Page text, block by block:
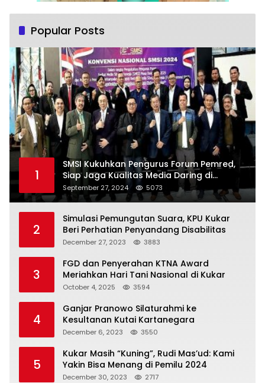
Popular Posts
1
SMSI Kukuhkan Pengurus Forum Pemred,
Siap Jaga Kualitas Media Daring di
Indonesia
September 27, 2024 5073
2
Simulasi Pemungutan Suara, KPU Kukar
Beri Perhatian Penyandang Disabilitas
December 27, 2023 3883
3
FGD dan Penyerahan KTNA Award
Meriahkan Hari Tani Nasional di Kukar
October 4, 2025 3594
4
Ganjar Pranowo Silaturahmi ke
Kesultanan Kutai Kartanegara
December 6, 2023 3550
5
Kukar Masih “Kuning”, Rudi Mas’ud: Kami
Yakin Bisa Menang di Pemilu 2024
December 30, 2023 2717